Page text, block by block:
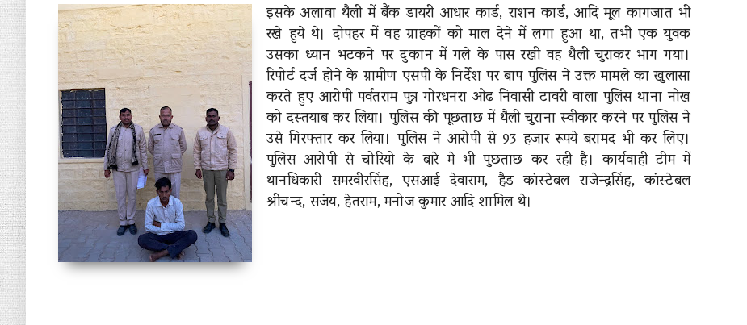
इसके अलावा थैली में बैंक डायरी आधार कार्ड, राशन कार्ड, आदि मूल कागजात भी
रखे हुये थे। दोपहर में वह ग्राहकों को माल देने में लगा हुआ था, तभी एक युवक
उसका ध्यान भटकने पर दुकान में गले के पास रखी वह थैली चुराकर भाग गया।
रिपोर्ट दर्ज होने के ग्रामीण एसपी के निर्देश पर बाप पुलिस ने उक्त मामले का खुलासा
करते हुए आरोपी पर्वतराम पुत्र गोरधनरा ओढ निवासी टावरी वाला पुलिस थाना नोख
को दस्तयाब कर लिया। पुलिस की पूछताछ में थैली चुराना स्वीकार करने पर पुलिस ने
उसे गिरफ्तार कर लिया। पुलिस ने आरोपी से 93 हजार रूपये बरामद भी कर लिए।
पुलिस आरोपी से चोरियो के बारे मे भी पुछताछ कर रही है। कार्यवाही टीम में
थानधिकारी समरवीरसिंह, एसआई देवाराम, हैड कांस्टेबल राजेन्द्रसिंह, कांस्टेबल
श्रीचन्द, सजंय, हेतराम, मनोज कुमार आदि शामिल थे।